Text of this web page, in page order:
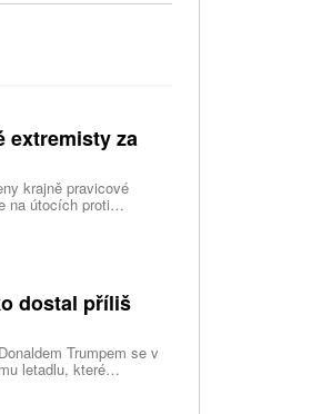
extremisty za
krajně pravicové
na útocích proti
Tresty dosahují až pěti
dostal příliš
Trumpem se v
letadlu, které
uvedl dnes
Bílého domu Trump